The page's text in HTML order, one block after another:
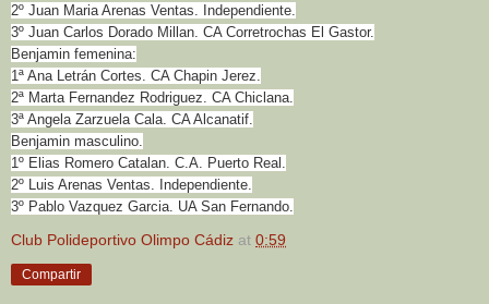
2º Juan Maria Arenas Ventas. Independiente.
3º Juan Carlos Dorado Millan. CA Corretrochas El Gastor.
Benjamin femenina:
1ª Ana Letrán Cortes. CA Chapin Jerez.
2ª Marta Fernandez Rodriguez. CA Chiclana.
3ª Angela Zarzuela Cala. CA Alcanatif.
Benjamin masculino.
1º Elias Romero Catalan. C.A. Puerto Real.
2º Luis Arenas Ventas. Independiente.
3º Pablo Vazquez Garcia. UA San Fernando.
Club Polideportivo Olimpo Cádiz at 0:59
Compartir